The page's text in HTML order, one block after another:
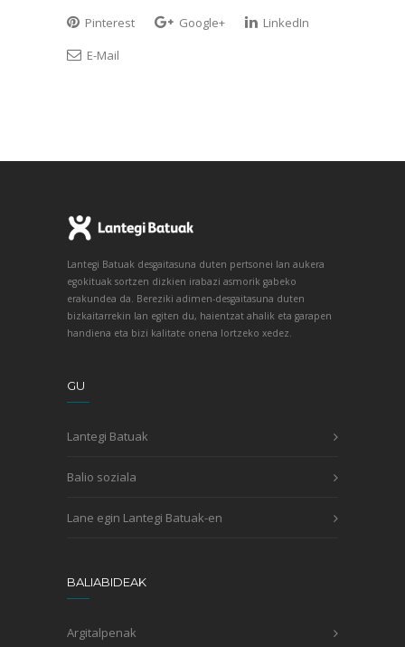
Pinterest
Google+
LinkedIn
E-Mail
Lantegi Batuak desgaitasuna duten pertsonei lan aukera
egokituak sortzen dizkien irabazi asmorik gabeko
erakundea da. Bereziki adimen-desgaitasuna duten
bizkaitarrekin lan egiten du, haientzat ahalik eta garapen
handiena eta bizi kalitate onena lortzeko xedez.
GU
Lantegi Batuak
Balio soziala
Lane egin Lantegi Batuak-en
BALIABIDEAK
Argitalpenak